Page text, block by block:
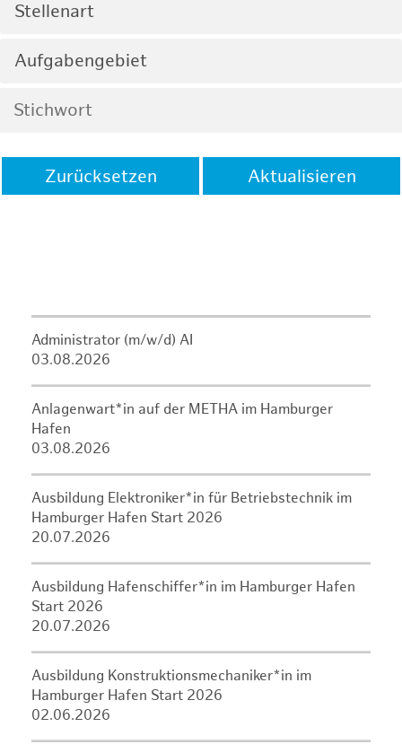
Stellenart
Aufgabengebiet
Zurücksetzen Aktualisieren
Administrator (m/w/d) AI
03.08.2026
Anlagenwart*in auf der METHA im Hamburger
Hafen
03.08.2026
Ausbildung Elektroniker*in für Betriebstechnik im
Hamburger Hafen Start 2026
20.07.2026
Ausbildung Hafenschiffer*in im Hamburger Hafen
Start 2026
20.07.2026
Ausbildung Konstruktionsmechaniker*in im
Hamburger Hafen Start 2026
02.06.2026